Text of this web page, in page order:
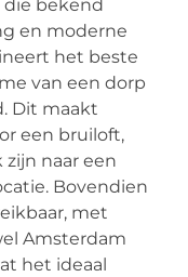
die bekend
en moderne
het beste
van een dorp
Dit maakt
een bruiloft,
zijn naar een
Bovendien
met
Amsterdam
het ideaal